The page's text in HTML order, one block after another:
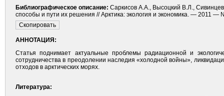
Библиографическое описание: Саркисов А.А., Высоцкий В.Л.,
способы и пути их решения // Арктика: экология и экономика. — 2011
АННОТАЦИЯ:
Статья поднимает актуальные проблемы радиационной и
сотрудничества в преодолении наследия «холодной войны»,
отходов в арктических морях.
Литература: